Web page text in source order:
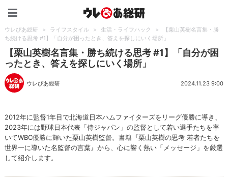
ウレぴあ総研 > ライフスタイル > 生活・ライフハック >
【栗山英樹名言集・勝
ち続ける思考 #1】「自分が困ったとき、答えを探しにいく場所」
【栗山英樹名言集・勝ち続ける思考 #1】「自分が困
ったとき、答えを探しにいく場所」
ウレぴあ総研 2024.11.23 9:00
2012年に監督1年目で北海道日本ハムファイターズをリーグ優勝に導き、
2023年には野球日本代表「侍ジャパン」の監督として若い選手たちを率
いてWBC優勝に輝いた栗山英樹監督。書籍『栗山英樹の思考 若者たちを
世界一に導いた名監督の言葉』から、心に響く熱い「メッセージ」を厳選
して紹介します。